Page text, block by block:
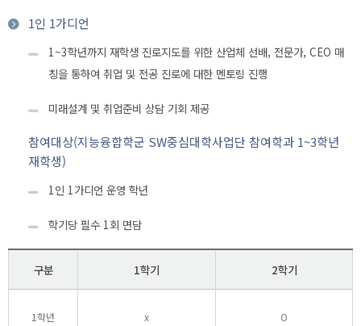
1인 1가디언
1~3학년까지 재학생 진로지도를 위한 산업체 선배, 전문가, CEO 매
칭을 통하여 취업 및 전공 진로에 대한 멘토링 진행
미래설계 및 취업준비 상담 기회 제공
참여대상(지능융합학군 SW중심대학사업단 참여학과 1~3학년
재학생)
1인 1가디언 운영 학년
학기당 필수 1회 면담
구분 1학기 2학기
1학년 x O